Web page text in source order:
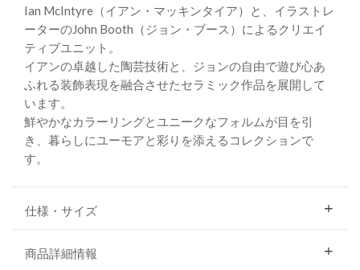
Ian McIntyre（イアン・マッキンタイア）と、イラストレ
ーターのJohn Booth（ジョン・ブース）によるクリエイ
ティブユニット。
イアンの卓越した陶芸技術と、ジョンの自由で遊び心あ
ふれる装飾表現を融合させたセラミック作品を展開して
います。
鮮やかなカラーリングとユニークなフォルムが目を引
き、暮らしにユーモアと彩りを添えるコレクションで
す。
仕様・サイズ
商品詳細情報